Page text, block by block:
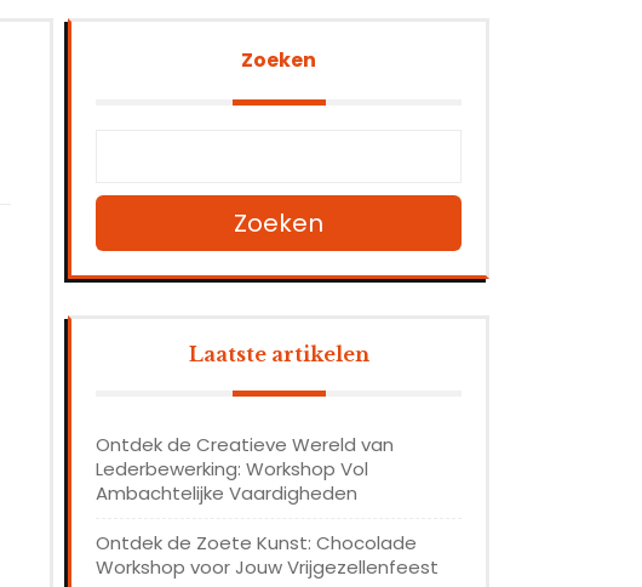
Zoeken
Zoeken
Laatste artikelen
Ontdek de Creatieve Wereld van
Lederbewerking: Workshop Vol
Ambachtelijke Vaardigheden
Ontdek de Zoete Kunst: Chocolade
Workshop voor Jouw Vrijgezellenfeest